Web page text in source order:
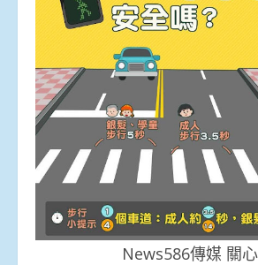
News586傳媒 關